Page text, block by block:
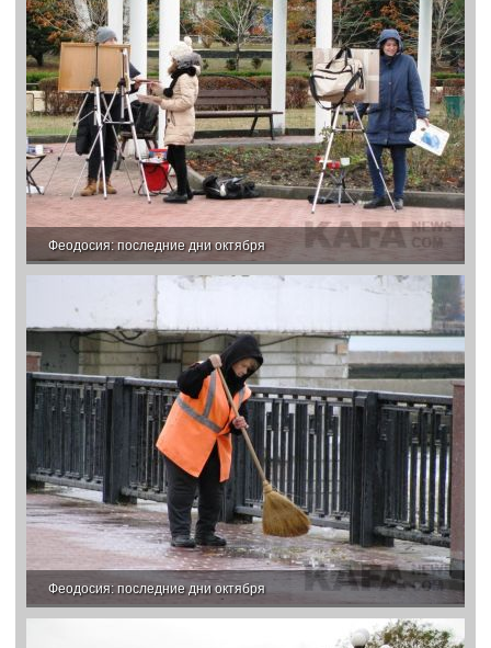
Феодосия: последние дни октября
Феодосия: последние дни октября